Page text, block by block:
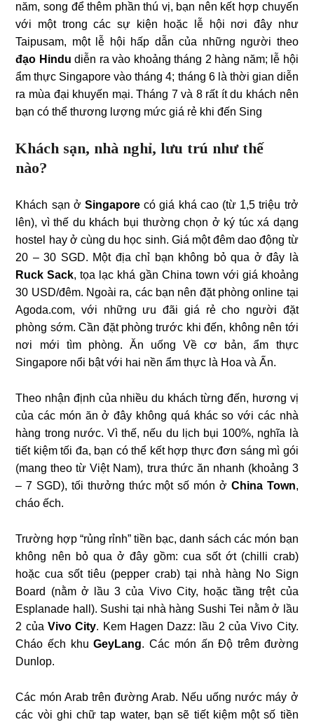
năm, song để thêm phần thú vị, bạn nên kết hợp chuyến
với một trong các sự kiện hoặc lễ hội nơi đây như
Taipusam, một lễ hội hấp dẫn của những người theo
đạo Hindu diễn ra vào khoảng tháng 2 hàng năm; lễ hội
ẩm thực Singapore vào tháng 4; tháng 6 là thời gian diễn
ra mùa đại khuyến mại. Tháng 7 và 8 rất ít du khách nên
bạn có thể thương lượng mức giá rẻ khi đến Sing
Khách sạn, nhà nghỉ, lưu trú như thế
nào?
Khách sạn ởSingapore có giá khá cao (từ 1,5 triệu trở
lên), vì thế du khách bụi thường chọn ở ký túc xá dạng
hostel hay ở cùng du học sinh. Giá một đêm dao động từ
20 – 30 SGD. Một địa chỉ bạn không bỏ qua ở đây là
Ruck Sack, tọa lạc khá gần China town với giá khoảng
30 USD/đêm. Ngoài ra, các bạn nên đặt phòng online tại
Agoda.com, với những ưu đãi giá rẻ cho người đặt
phòng sớm. Cần đặt phòng trước khi đến, không nên tới
nơi mới tìm phòng. Ăn uống Về cơ bản, ẩm thực
Singapore nổi bật với hai nền ẩm thực là Hoa và Ấn.
Theo nhận định của nhiều du khách từng đến, hương vị
của các món ăn ở đây không quá khác so với các nhà
hàng trong nước. Vì thế, nếu du lịch bụi 100%, nghĩa là
tiết kiệm tối đa, bạn có thể kết hợp thực đơn sáng mì gói
(mang theo từ Việt Nam), trưa thức ăn nhanh (khoảng 3
– 7 SGD), tối thưởng thức một số món ở China Town,
cháo ếch.
Trường hợp “rủng rỉnh” tiền bạc, danh sách các món bạn
không nên bỏ qua ở đây gồm: cua sốt ớt (chilli crab)
hoặc cua sốt tiêu (pepper crab) tại nhà hàng No Sign
Board (nằm ở lầu 3 của Vivo City, hoặc tầng trệt của
Esplanade hall). Sushi tại nhà hàng Sushi Tei nằm ở lầu
2 của Vivo City. Kem Hagen Dazz: lầu 2 của Vivo City.
Cháo ếch khu GeyLang. Các món ấn Độ trêm đường
Dunlop.
Các món Arab trên đường Arab. Nếu uống nước máy ở
các vòi ghi chữ tap water, bạn sẽ tiết kiệm một số tiền